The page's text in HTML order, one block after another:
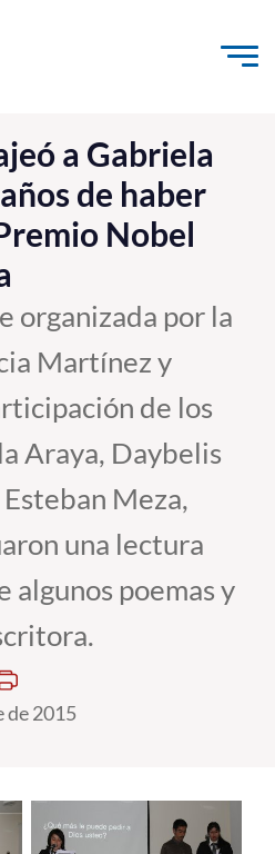
contenido
Innovación
a Gabriela
de haber
Nobel
organizada por la
Martínez y
de los
Araya, Daybelis
Meza,
una lectura
algunos poemas y
de 2015